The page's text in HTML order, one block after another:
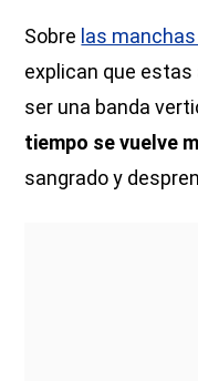
Sobre las
explican que estas
ser una banda
tiempo se vuelve
sangrado y